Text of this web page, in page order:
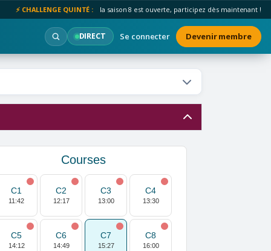
⚡ CHALLENGE QUINTÉ : la saison 8 est ouverte, participez dès maintenant !
DIRECT Se connecter Devenir membre
Courses
C1
11:42
C2
12:17
C3
13:00
C4
13:30
C5
14:12
C6
14:49
C7
15:27
C8
16:00